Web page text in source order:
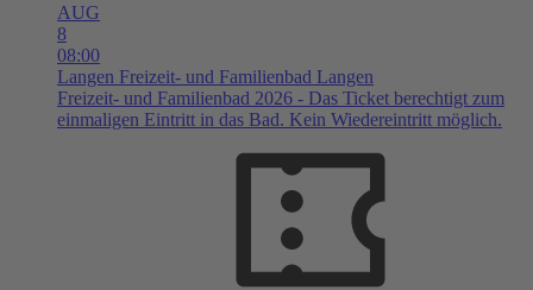
AUG
8
08:00
Langen Freizeit- und Familienbad Langen
Freizeit- und Familienbad 2026 - Das Ticket berechtigt zum
einmaligen Eintritt in das Bad. Kein Wiedereintritt möglich.